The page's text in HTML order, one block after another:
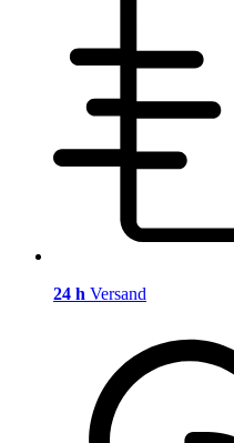
24 h Versand